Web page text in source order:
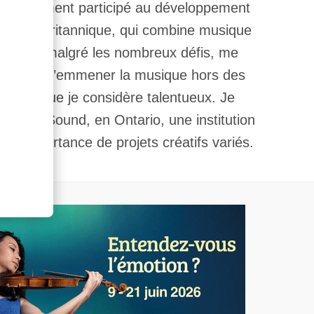
participé au développement
Britannique, qui combine musique
malgré les nombreux défis, me
d’emmener la musique hors des
que je considère talentueux. Je
Parry Sound, en Ontario, une institution
l’importance de projets créatifs variés.